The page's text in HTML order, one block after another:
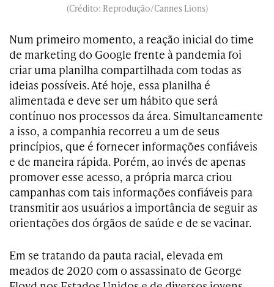
(Crédito: Reprodução/Cannes Lions)
Num primeiro momento, a reação inicial do time
de marketing do Google frente à pandemia foi
criar uma planilha compartilhada com todas as
ideias possíveis. Até hoje, essa planilha é
alimentada e deve ser um hábito que será
contínuo nos processos da área. Simultaneamente
a isso, a companhia recorreu a um de seus
princípios, que é fornecer informações confiáveis
e de maneira rápida. Porém, ao invés de apenas
promover esse acesso, a própria marca criou
campanhas com tais informações confiáveis para
transmitir aos usuários a importância de seguir as
orientações dos órgãos de saúde e de se vacinar.
Em se tratando da pauta racial, elevada em
meados de 2020 com o assassinato de George